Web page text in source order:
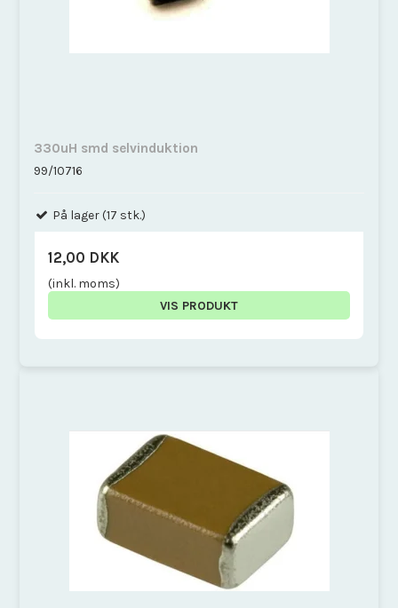
330uH smd selvinduktion
99/10716
På lager (17 stk.)
12,00 DKK
(inkl. moms)
VIS PRODUKT